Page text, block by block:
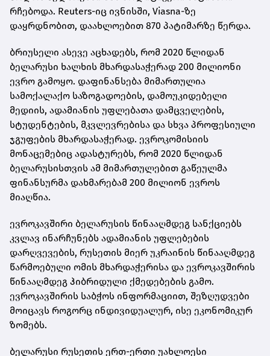
რჩებოდა. Reuters-იც ივნისში, Viasna-ზე
დაყრდნობით, დაახლოებით 870 პატიმარზე წერდა.
ბრიუსელი ასევე აცხადებს, რომ 2020 წლიდან
ბელარუსი ხალხის მხარდასაჭერად 200 მილიონი
ევრო გამოყო. დაფინანსება მიმართულია
სამოქალაქო საზოგადოების, დამოუკიდებელი
მედიის, ადამიანის უფლებათა დამცველების,
სტუდენტების, მკვლევრებისა და სხვა პროფესიული
ჯგუფების მხარდასაჭერად. ევროკომისიის
მონაცემებიც ადასტურებს, რომ 2020 წლიდან
ბელარუსისთვის ამ მიმართულებით გაწეულმა
ფინანსურმა დახმარებამ 200 მილიონ ევროს
მიაღწია.
ევროკავშირი ბელარუსის წინააღმდეგ სანქციებს
კვლავ ინარჩუნებს ადამიანის უფლებების
დარღვევების, რუსეთის მიერ უკრაინის წინააღმდეგ
წარმოებული ომის მხარდაჭერისა და ევროკავშირის
წინააღმდეგ ჰიბრიდული ქმედებების გამო.
ევროკავშირის საბჭოს ინფორმაციით, შეზღუდვები
მოიცავს როგორც ინდივიდუალურ, ისე ეკონომიკურ
ზომებს.
ბელარუსი რუსეთის ერთ-ერთი უახლოესი